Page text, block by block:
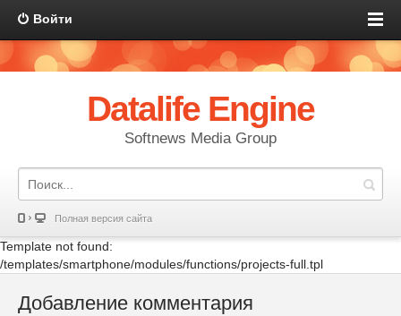
Войти
Datalife Engine
Softnews Media Group
Полная версия сайта
Template not found:
/templates/smartphone/modules/functions/projects-full.tpl
Добавление комментария